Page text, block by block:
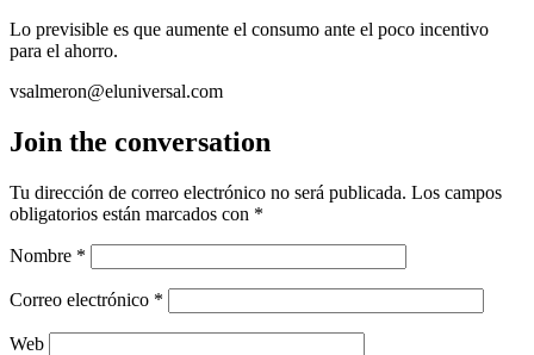
Lo previsible es que aumente el consumo ante el poco incentivo
para el ahorro.
vsalmeron@eluniversal.com
Join the conversation
Tu dirección de correo electrónico no será publicada. Los campos
obligatorios están marcados con *
Nombre *
Correo electrónico *
Web